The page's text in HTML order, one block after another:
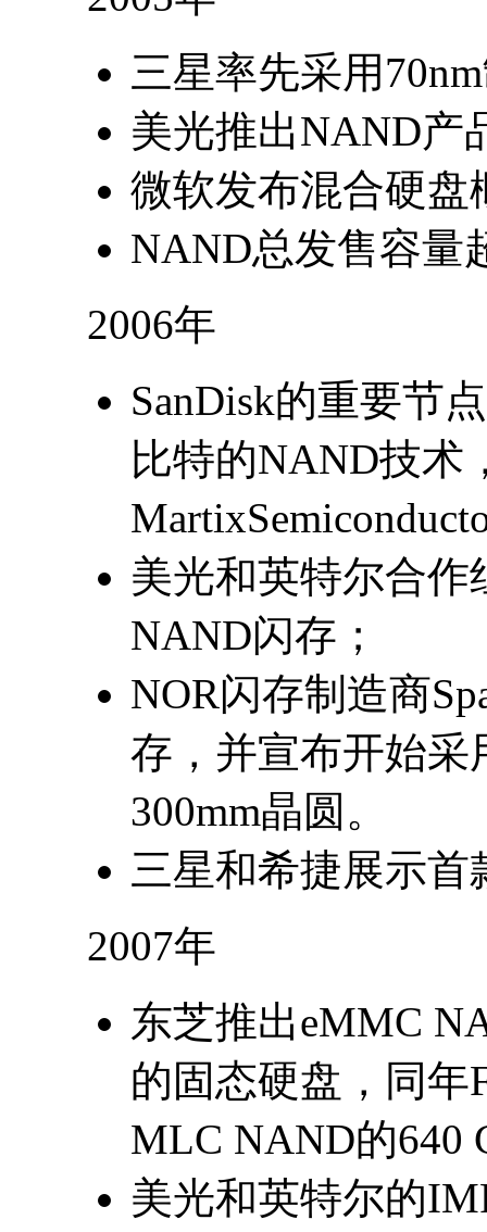
三星率先采用
美光推出NAND产
微软发布混合硬盘
NAND总发售容量
2006年
SanDisk的重要节
比特的NAND技术
美光和英特尔合
NAND闪存；
NOR闪存制造商
存，并宣布开始采
300mm晶圆。
三星和希捷展示首
2007年
东芝推出eMMC
的固态硬盘，同年
MLC NAND的640
美光和英特尔的